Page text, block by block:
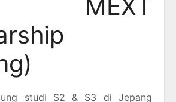
studi S2 & S3 di Jepang